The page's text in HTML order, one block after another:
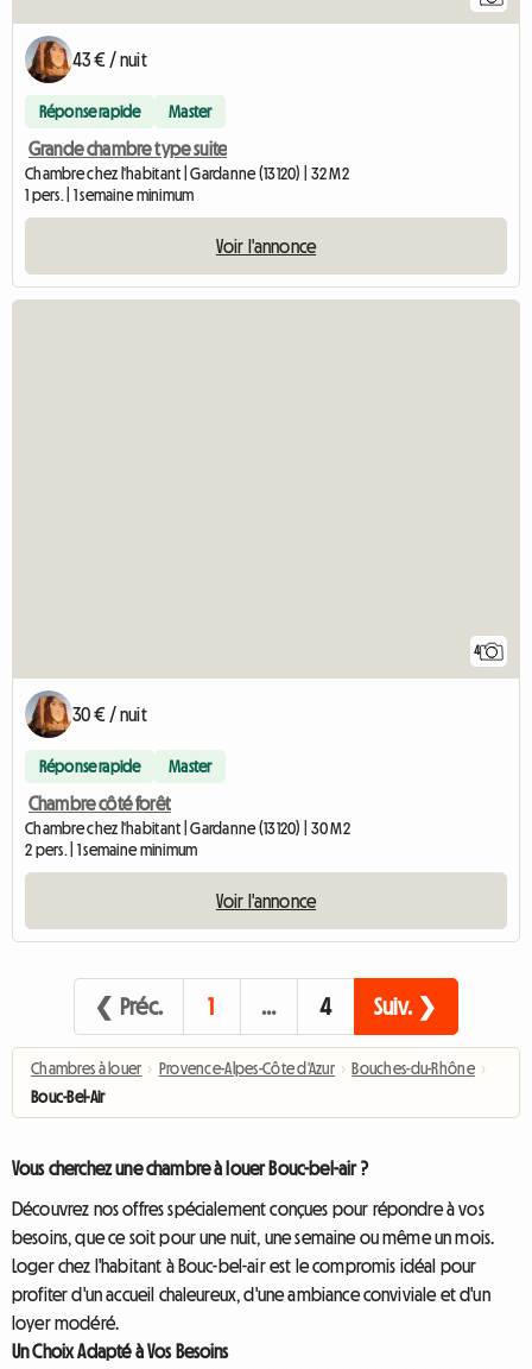
43 € / nuit
Réponse rapide Master
Grande chambre type suite
Chambre chez l'habitant | Gardanne (13120) | 32 M2
1 pers. | 1 semaine minimum
Voir l'annonce
4
30 € / nuit
Réponse rapide Master
Chambre côté forêt
Chambre chez l'habitant | Gardanne (13120) | 30 M2
2 pers. | 1 semaine minimum
Voir l'annonce
❮ Préc. 1 … 4 Suiv. ❯
Chambres à louer › Provence-Alpes-Côte d'Azur › Bouches-du-Rhône ›
Bouc-Bel-Air
Vous cherchez une chambre à louer Bouc-bel-air ?
Découvrez nos offres spécialement conçues pour répondre à vos
besoins, que ce soit pour une nuit, une semaine ou même un mois.
Loger chez l'habitant à Bouc-bel-air est le compromis idéal pour
profiter d'un accueil chaleureux, d'une ambiance conviviale et d'un
loyer modéré.
Un Choix Adapté à Vos Besoins